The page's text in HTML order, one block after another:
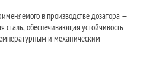
в производстве дозатора —
обеспечивающая устойчивость
и механическим